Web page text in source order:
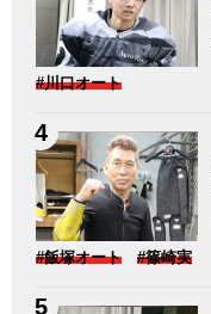
#川口オート
#飯塚オート #篠崎実